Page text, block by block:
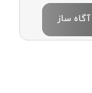
ساز